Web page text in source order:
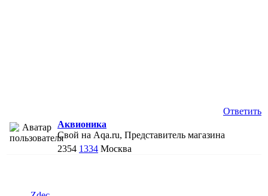
Ответить
Аквионика
Свой на Aqa.ru, Представитель магазина
2354 1334 Москва